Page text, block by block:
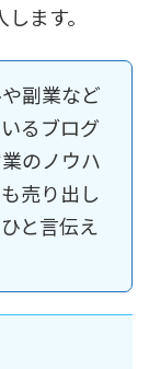
ます。
副業など
るブログ
のノウハ
売り出し
と言伝え